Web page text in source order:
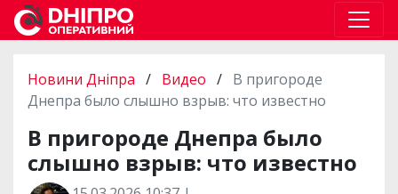
Новини Дніпра / Видео / В пригороде
Днепра было слышно взрыв: что известно
В пригороде Днепра было
слышно взрыв: что известно